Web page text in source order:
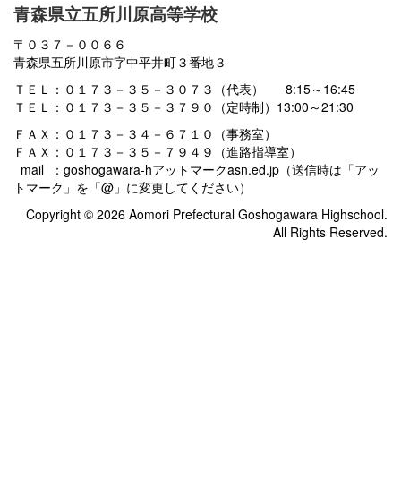
青森県立五所川原高等学校
〒０３７－００６６
青森県五所川原市字中平井町３番地３
ＴＥＬ：０１７３－３５－３０７３（代表） 8:15～16:45
ＴＥＬ：０１７３－３５－３７９０（定時制）13:00～21:30
ＦＡＸ：０１７３－３４－６７１０（事務室）
ＦＡＸ：０１７３－３５－７９４９（進路指導室）
mail ：goshogawara-hアットマークasn.ed.jp（送信時は「アッ
トマーク」を「@」に変更してください）
Copyright © 2026 Aomori Prefectural Goshogawara Highschool.
All Rights Reserved.